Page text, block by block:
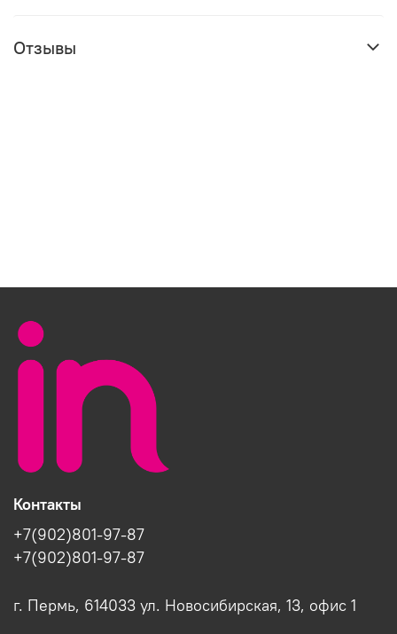
Отзывы
Контакты
+7(902)801-97-87
+7(902)801-97-87
г. Пермь, 614033 ул. Новосибирская, 13, офис 1